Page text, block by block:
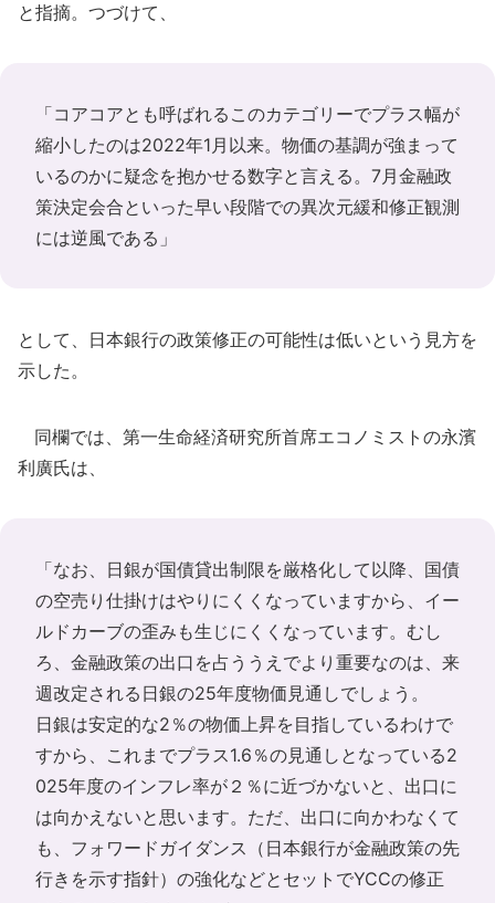
と指摘。つづけて、
「コアコアとも呼ばれるこのカテゴリーでプラス幅が
縮小したのは2022年1月以来。物価の基調が強まって
いるのかに疑念を抱かせる数字と言える。7月金融政
策決定会合といった早い段階での異次元緩和修正観測
には逆風である」
として、日本銀行の政策修正の可能性は低いという見方を
示した。
同欄では、第一生命経済研究所首席エコノミストの永濱
利廣氏は、
「なお、日銀が国債貸出制限を厳格化して以降、国債
の空売り仕掛けはやりにくくなっていますから、イー
ルドカーブの歪みも生じにくくなっています。むし
ろ、金融政策の出口を占ううえでより重要なのは、来
週改定される日銀の25年度物価見通しでしょう。
日銀は安定的な2％の物価上昇を目指しているわけで
すから、これまでプラス1.6％の見通しとなっている2
025年度のインフレ率が２％に近づかないと、出口に
は向かえないと思います。ただ、出口に向かわなくて
も、フォワードガイダンス（日本銀行が金融政策の先
行きを示す指針）の強化などとセットでYCCの修正